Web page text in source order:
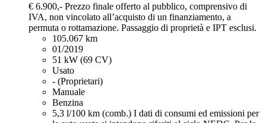
€ 6.900,- Prezzo finale offerto al pubblico, comprensivo di
IVA, non vincolato all’acquisto di un finanziamento, a
permuta o rottamazione. Passaggio di proprietà e IPT esclusi.
105.067 km
01/2019
51 kW (69 CV)
Usato
- (Proprietari)
Manuale
Benzina
5,3 l/100 km (comb.) I dati di consumi ed emissioni per